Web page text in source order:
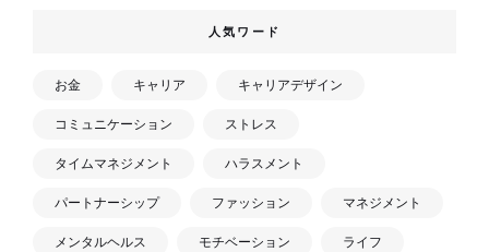
人気ワード
お金 キャリア キャリアデザイン
コミュニケーション ストレス
タイムマネジメント ハラスメント
パートナーシップ ファッション マネジメント
メンタルヘルス モチベーション ライフ